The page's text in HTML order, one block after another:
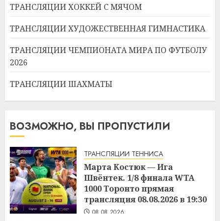
ТРАНСЛЯЦИИ ХОККЕЙ С МЯЧОМ
ТРАНСЛЯЦИИ ХУДОЖЕСТВЕННАЯ ГИМНАСТИКА
ТРАНСЛЯЦИИ ЧЕМПИОНАТА МИРА ПО ФУТБОЛУ
2026
ТРАНСЛЯЦИИ ШАХМАТЫ
ВОЗМОЖНО, ВЫ ПРОПУСТИЛИ
ТРАНСЛЯЦИИ ТЕННИСА
Марта Костюк — Ига
Швёнтек. 1/8 финала WTA
1000 Торонто прямая
трансляция 08.08.2026 в 19:30
08.08.2026